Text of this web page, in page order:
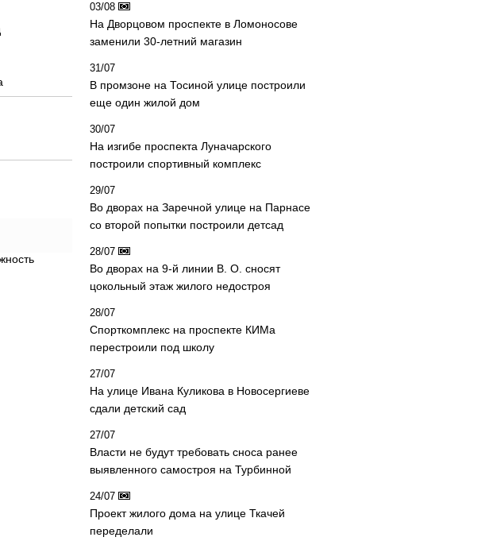
03/08
На Дворцовом проспекте в Ломоносове
заменили 30-летний магазин
31/07
В промзоне на Тосиной улице построили
еще один жилой дом
30/07
На изгибе проспекта Луначарского
построили спортивный комплекс
29/07
Во дворах на Заречной улице на Парнасе
со второй попытки построили детсад
28/07
Во дворах на 9-й линии В. О. сносят
цокольный этаж жилого недостроя
28/07
Спорткомплекс на проспекте КИМа
перестроили под школу
27/07
На улице Ивана Куликова в Новосергиеве
сдали детский сад
27/07
Власти не будут требовать сноса ранее
выявленного самостроя на Турбинной
24/07
Проект жилого дома на улице Ткачей
переделали